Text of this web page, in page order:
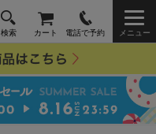
検索 カート 電話で予約 メニュー